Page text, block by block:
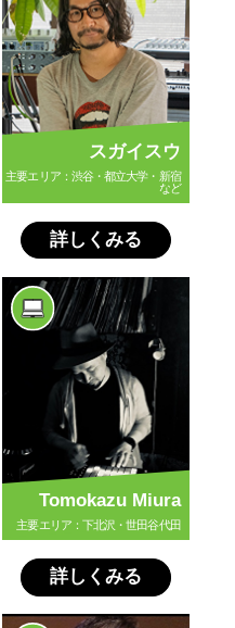
スガイスウ
主要エリア：渋谷・都立大学・新宿
など
詳しくみる
Tomokazu Miura
主要エリア：下北沢・世田谷代田
詳しくみる